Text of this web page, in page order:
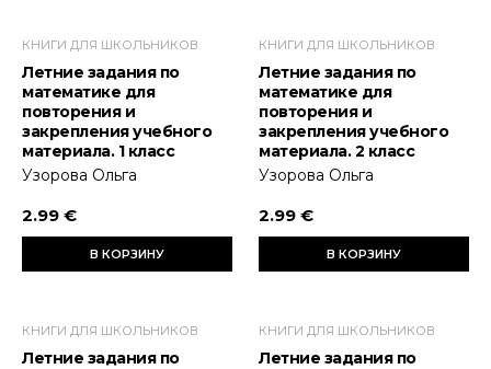
КНИГИ ДЛЯ ШКОЛЬНИКОВ
Летние задания по
математике для
повторения и
закрепления учебного
материала. 1 класс
Узорова Ольга
2.99 €
В КОРЗИНУ
КНИГИ ДЛЯ ШКОЛЬНИКОВ
Летние задания по
математике для
повторения и
закрепления учебного
материала. 2 класс
Узорова Ольга
2.99 €
В КОРЗИНУ
КНИГИ ДЛЯ ШКОЛЬНИКОВ
Летние задания по
КНИГИ ДЛЯ ШКОЛЬНИКОВ
Летние задания по